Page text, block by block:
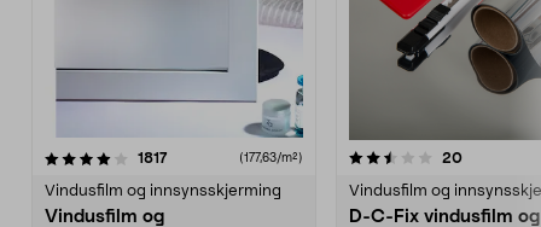
1817anmeldelser(177,63/m²)
Vindusfilm og innsynsskjerming
Vindusfilm og
2.5 av 5 stjerner 20
Vindusfilm og
D-C-Fix vindusfilm og
2.5 av 5 stjerner